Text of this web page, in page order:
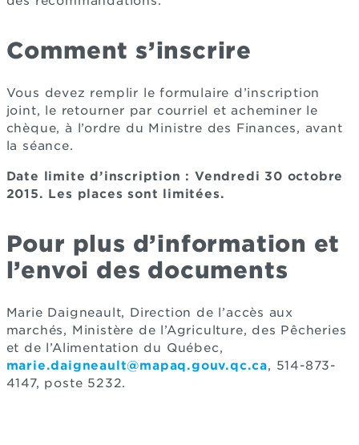
Comment s’inscrire
Vous devez remplir le formulaire d’inscription
joint, le retourner par courriel et acheminer le
chèque, à l’ordre du Ministre des Finances, avant
la séance.
Date limite d’inscription : Vendredi 30 octobre
2015. Les places sont limitées.
Pour plus d’information et
l’envoi des documents
Marie Daigneault, Direction de l’accès aux
marchés, Ministère de l’Agriculture, des Pêcheries
et de l’Alimentation du Québec,
marie.daigneault@mapaq.gouv.qc.ca, 514-873-
4147, poste 5232.